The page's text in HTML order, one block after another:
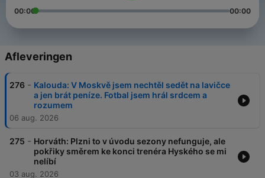
00:00 00:00
Afleveringen
276 - Kalouda: V Moskvě jsem nechtěl sedět na lavičce
a jen brát peníze. Fotbal jsem hrál srdcem a
rozumem
06 aug. 2026
275 - Horváth: Plzni to v úvodu sezony nefunguje, ale
pokřiky směrem ke konci trenéra Hyského se mi
nelíbí
03 aug. 2026